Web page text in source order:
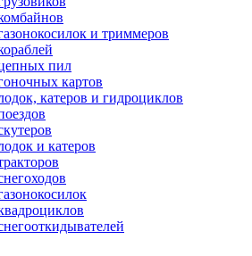
и триммеров
пил
картов
катеров и гидроциклов
и катеров